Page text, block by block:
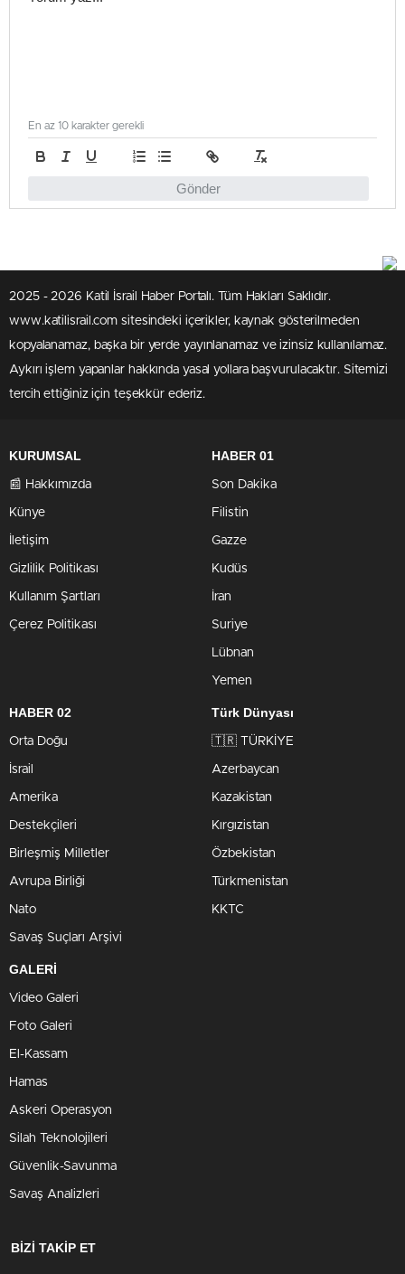
Gönder
En az 10 karakter gerekli
2025 - 2026 Katil İsrail Haber Portalı. Tüm Hakları Saklıdır.
www.katilisrail.com sitesindeki içerikler, kaynak gösterilmeden
kopyalanamaz, başka bir yerde yayınlanamaz ve izinsiz kullanılamaz.
Aykırı işlem yapanlar hakkında yasal yollara başvurulacaktır. Sitemizi
tercih ettiğiniz için teşekkür ederiz.
KURUMSAL
📰 Hakkımızda
Künye
İletişim
Gizlilik Politikası
Kullanım Şartları
Çerez Politikası
HABER 01
Son Dakika
Filistin
Gazze
Kudüs
İran
Suriye
Lübnan
Yemen
HABER 02
Orta Doğu
İsrail
Amerika
Destekçileri
Birleşmiş Milletler
Avrupa Birliği
Nato
Savaş Suçları Arşivi
Türk Dünyası
🇹🇷 TÜRKİYE
Azerbaycan
Kazakistan
Kırgızistan
Özbekistan
Türkmenistan
KKTC
GALERİ
Video Galeri
Foto Galeri
El-Kassam
Hamas
Askeri Operasyon
Silah Teknolojileri
Güvenlik-Savunma
Savaş Analizleri
BİZİ TAKİP ET